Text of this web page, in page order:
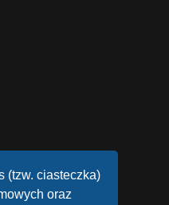
(tzw. ciasteczka)
oraz